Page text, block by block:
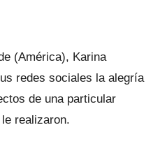
(América), Karina
redes sociales la alegría
de una particular
realizaron.